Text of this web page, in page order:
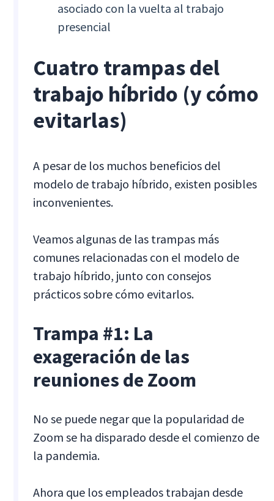
asociado con la vuelta al trabajo
presencial
Cuatro trampas del
trabajo híbrido (y cómo
evitarlas)
A pesar de los muchos beneficios del
modelo de trabajo híbrido, existen posibles
inconvenientes.
Veamos algunas de las trampas más
comunes relacionadas con el modelo de
trabajo híbrido, junto con consejos
prácticos sobre cómo evitarlos.
Trampa #1: La
exageración de las
reuniones de Zoom
No se puede negar que la popularidad de
Zoom se ha disparado desde el comienzo de
la pandemia.
Ahora que los empleados trabajan desde